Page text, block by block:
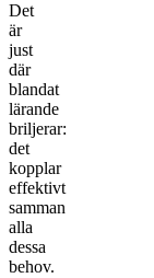
Det
är
just
där
blandat
lärande
briljerar:
det
kopplar
effektivt
samman
alla
dessa
behov.